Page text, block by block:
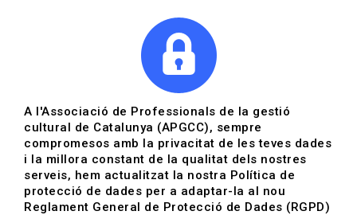
Actualitza't
Vols estar al dia?
HOME / BLOG
A l'Associació de Professionals de la gestió
cultural de Catalunya (APGCC), sempre
compromesos amb la privacitat de les teves dades
i la millora constant de la qualitat dels nostres
serveis, hem actualitzat la nostra Política de
protecció de dades per a adaptar-la al nou
Reglament General de Protecció de Dades (RGPD)